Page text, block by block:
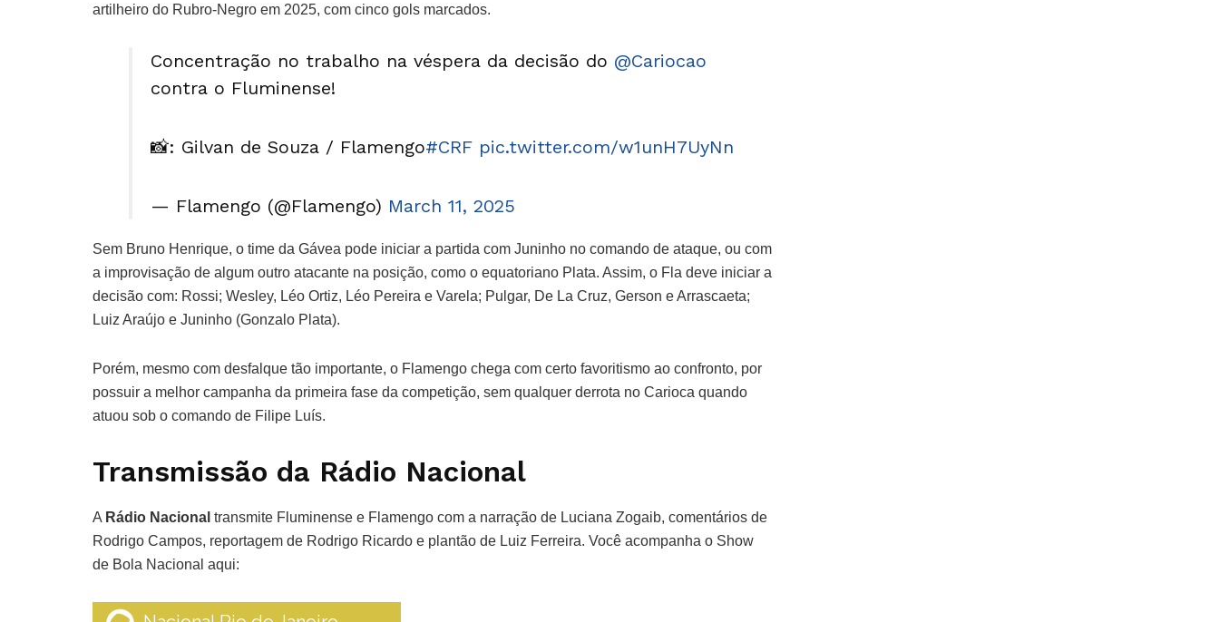
artilheiro do Rubro-Negro em 2025, com cinco gols marcados.
Concentração no trabalho na véspera da decisão do @Cariocao
contra o Fluminense!
📸: Gilvan de Souza / Flamengo#CRF pic.twitter.com/w1unH7UyNn
— Flamengo (@Flamengo) March 11, 2025
Sem Bruno Henrique, o time da Gávea pode iniciar a partida com Juninho no comando de ataque, ou com
a improvisação de algum outro atacante na posição, como o equatoriano Plata. Assim, o Fla deve iniciar a
decisão com: Rossi; Wesley, Léo Ortiz, Léo Pereira e Varela; Pulgar, De La Cruz, Gerson e Arrascaeta;
Luiz Araújo e Juninho (Gonzalo Plata).
Porém, mesmo com desfalque tão importante, o Flamengo chega com certo favoritismo ao confronto, por
possuir a melhor campanha da primeira fase da competição, sem qualquer derrota no Carioca quando
atuou sob o comando de Filipe Luís.
Transmissão da Rádio Nacional
A Rádio Nacional transmite Fluminense e Flamengo com a narração de Luciana Zogaib, comentários de
Rodrigo Campos, reportagem de Rodrigo Ricardo e plantão de Luiz Ferreira. Você acompanha o Show
de Bola Nacional aqui: